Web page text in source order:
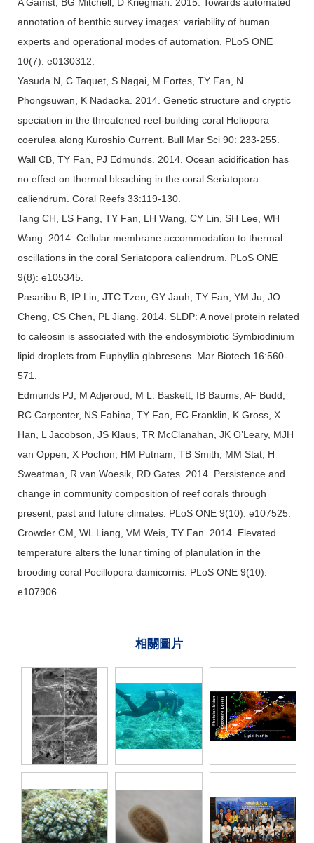
A Gamst, BG Mitchell, D Kriegman. 2015. Towards automated
annotation of benthic survey images: variability of human
experts and operational modes of automation. PLoS ONE
10(7): e0130312.
Yasuda N, C Taquet, S Nagai, M Fortes, TY Fan, N
Phongsuwan, K Nadaoka. 2014. Genetic structure and cryptic
speciation in the threatened reef-building coral Heliopora
coerulea along Kuroshio Current. Bull Mar Sci 90: 233-255.
Wall CB, TY Fan, PJ Edmunds. 2014. Ocean acidification has
no effect on thermal bleaching in the coral Seriatopora
caliendrum. Coral Reefs 33:119-130.
Tang CH, LS Fang, TY Fan, LH Wang, CY Lin, SH Lee, WH
Wang. 2014. Cellular membrane accommodation to thermal
oscillations in the coral Seriatopora caliendrum. PLoS ONE
9(8): e105345.
Pasaribu B, IP Lin, JTC Tzen, GY Jauh, TY Fan, YM Ju, JO
Cheng, CS Chen, PL Jiang. 2014. SLDP: A novel protein related
to caleosin is associated with the endosymbiotic Symbiodinium
lipid droplets from Euphyllia glabresens. Mar Biotech 16:560-
571.
Edmunds PJ, M Adjeroud, M L. Baskett, IB Baums, AF Budd,
RC Carpenter, NS Fabina, TY Fan, EC Franklin, K Gross, X
Han, L Jacobson, JS Klaus, TR McClanahan, JK O’Leary, MJH
van Oppen, X Pochon, HM Putnam, TB Smith, MM Stat, H
Sweatman, R van Woesik, RD Gates. 2014. Persistence and
change in community composition of reef corals through
present, past and future climates. PLoS ONE 9(10): e107525.
Crowder CM, WL Liang, VM Weis, TY Fan. 2014. Elevated
temperature alters the lunar timing of planulation in the
brooding coral Pocillopora damicornis. PLoS ONE 9(10):
e107906.
相關圖片